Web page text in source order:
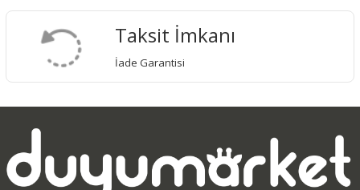
Taksit İmkanı
İade Garantisi